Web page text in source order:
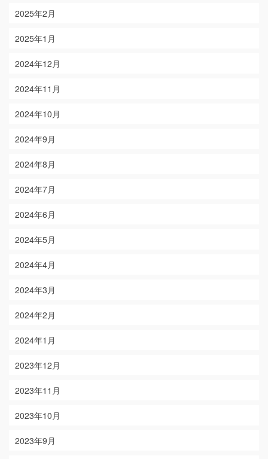
2025年2月
2025年1月
2024年12月
2024年11月
2024年10月
2024年9月
2024年8月
2024年7月
2024年6月
2024年5月
2024年4月
2024年3月
2024年2月
2024年1月
2023年12月
2023年11月
2023年10月
2023年9月